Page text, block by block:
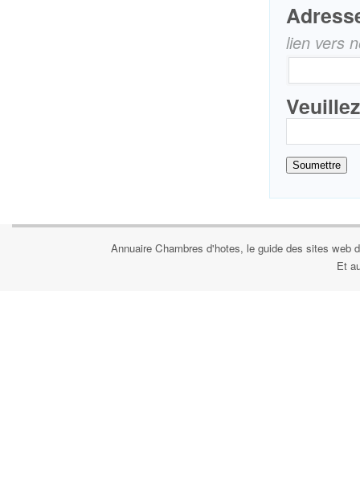
lien vers
Annuaire Chambres d'hotes, le guide des sites web
Et